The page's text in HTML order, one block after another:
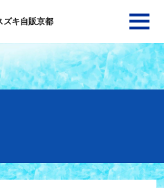
ズキ自販京都